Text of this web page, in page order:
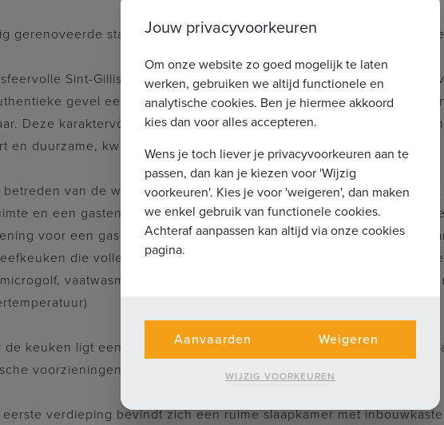
gerenoveerde stadswoning met zonnige binnenkoer in hartje
Sint-Gilliskwartier, een rustige en charmante wijk in het hart
gevel een verrassend ruime en volledig gerenoveerde
Deze karaktervolle woning onderging in 2018 een totaalrenovatie
en duurzame, kwalitatieve materialen.
betreden van de woning kom je terecht in een uitnodigende inkomhal
en een gastentoilet. De lichtrijke leefruimte straalt warmte en
voor een gashaard die het geheel nog sfeervoller kan maken.
die volledig werd uitgerust met hoogwaardige toestellen:
vaatwasmachine, frigo, diepvries én een luxe Aqualex-
de keuken ligt een handige berging met aansluitingen voor een
voorzieningen.
verdieping bevindt zich een ruime slaapkamer met
Jouw privacyvoorkeuren
Om onze website zo goed mogelijk te laten
werken, gebruiken we altijd functionele en
analytische cookies. Ben je hiermee akkoord
kies dan voor alles accepteren.
Wens je toch liever je privacyvoorkeuren aan te
passen, dan kan je kiezen voor 'Wijzig
voorkeuren'. Kies je voor 'weigeren', dan maken
we enkel gebruik van functionele cookies.
Achteraf aanpassen kan altijd via onze cookies
pagina.
Aanvaarden Weigeren
WIJZIG VOORKEUREN